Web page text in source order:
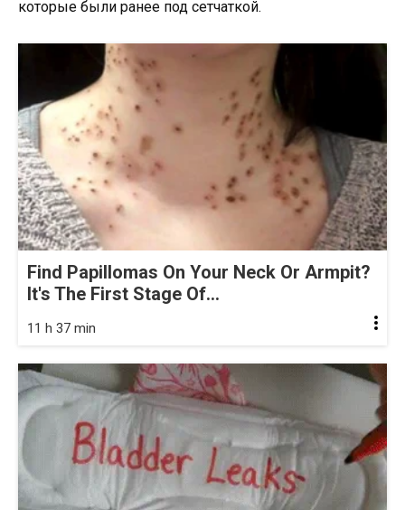
которые были ранее под сетчаткой.
Find Papillomas On Your Neck Or Armpit?
It's The First Stage Of...
11 h 37 min